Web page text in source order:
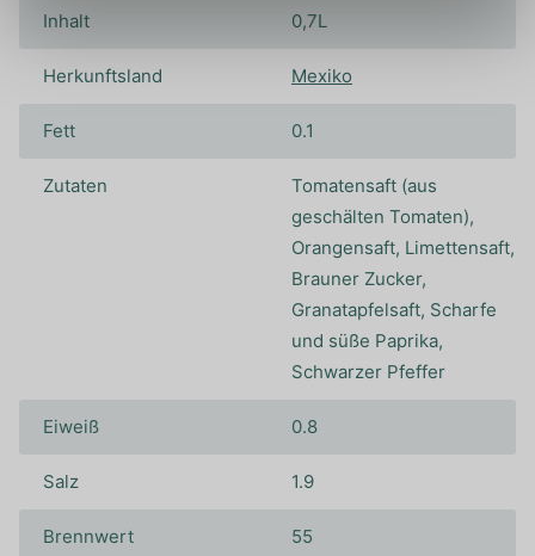
Inhalt 0,7L
Herkunftsland Mexiko
Fett 0.1
Zutaten
Tomatensaft (aus
geschälten Tomaten),
Orangensaft, Limettensaft,
Brauner Zucker,
Granatapfelsaft, Scharfe
und süße Paprika,
Schwarzer Pfeffer
Eiweiß 0.8
Salz 1.9
Brennwert 55